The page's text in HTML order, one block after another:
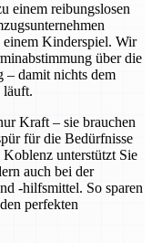
einem reibungslosen
Kinderspiel. Wir
über die
– damit nichts dem
läuft.
Kraft – sie brauchen
für die Bedürfnisse
unterstützt Sie
auch bei der
-hilfsmittel. So sparen
perfekten